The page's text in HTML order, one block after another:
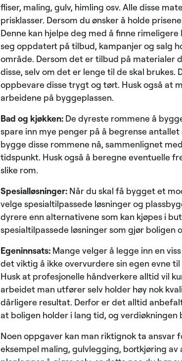
fliser, maling, gulv, himling osv. Alle disse
prisklasser. Dersom du ønsker å holde
Denne kan hjelpe deg med å finne
seg oppdatert på tilbud, kampanjer og salg
område. Dersom det er tilbud på materialer
disse, selv om det er lenge til de skal
oppbevare disse trygt og tørt. Husk også at
arbeidene på byggeplassen.
Bad og kjøkken: De dyreste rommene å
spare inn mye penger på å begrense
bygge disse rommene nå, sammenlignet
tidspunkt. Husk også å beregne eventuelle
slike rom.
Spesialløsninger: Når du skal få bygget et
velge spesialtilpassede løsninger og
dyrere enn alternativene som kan kjøpes i
spesialtilpassede løsninger som gjør boligen
Egeninnsats: Mange velger å legge inn en
det viktig å ikke overvurdere sin egen evne
Husk at profesjonelle håndverkere alltid vil
arbeidet man utfører selv holder høy nok
dårligere resultat. Derfor er det alltid
at boligen holder i lang tid, og verdiøkningen
Noen oppgaver kan man riktignok ta ansvar
eksempel maling, gulvlegging, bortkjøring